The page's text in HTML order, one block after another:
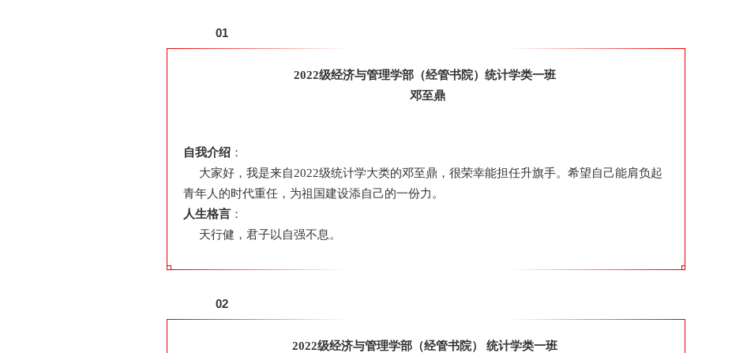
01
2022级经济与管理学部（经管书院） 统计学类一班
邓至鼎
自我介绍 ：
大家好，我是来自2022级统计学大类的邓至鼎，很荣幸能担任升旗手。希望自己能肩负起
青年人的时代重任，为祖国建设添自己的一份力。
人生格言 ：
天行健，君子以自强不息。
02
2022级经济与管理学部（经管书院） 统计学类一班